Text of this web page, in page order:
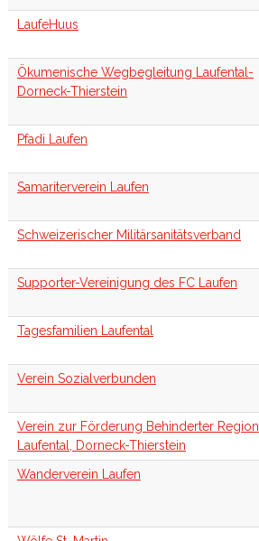
LaufeHuus
Ökumenische Wegbegleitung Laufental-
Dorneck-Thierstein
Pfadi Laufen
Samariterverein Laufen
Schweizerischer Militärsanitätsverband
Supporter-Vereinigung des FC Laufen
Tagesfamilien Laufental
Verein Sozialverbunden
Verein zur Förderung Behinderter Region
Laufental, Dorneck-Thierstein
Wanderverein Laufen